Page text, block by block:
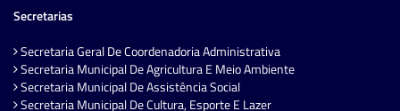
Secretarias
Secretaria Geral De Coordenadoria Administrativa
Secretaria Municipal De Agricultura E Meio Ambiente
Secretaria Municipal De Assistência Social
Secretaria Municipal De Cultura, Esporte E Lazer